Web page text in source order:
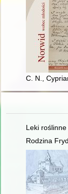
C. N.,
Leki
Rodzina